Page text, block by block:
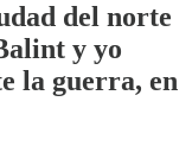
del norte
y yo
la guerra, en